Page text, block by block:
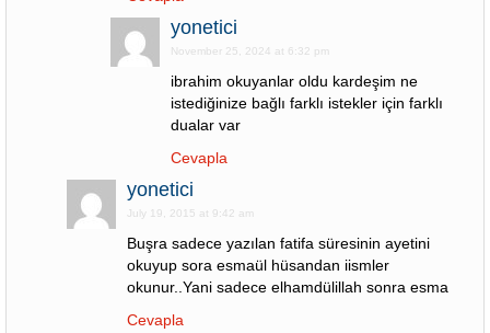
yonetici
November 25, 2024 at 6:32 pm
ibrahim okuyanlar oldu kardeşim ne
istediğinize bağlı farklı istekler için farklı
dualar var
Cevapla
yonetici
July 19, 2015 at 9:42 am
Buşra sadece yazılan fatifa süresinin ayetini
okuyup sora esmaül hüsandan iismler
okunur..Yani sadece elhamdülillah sonra esma
Cevapla